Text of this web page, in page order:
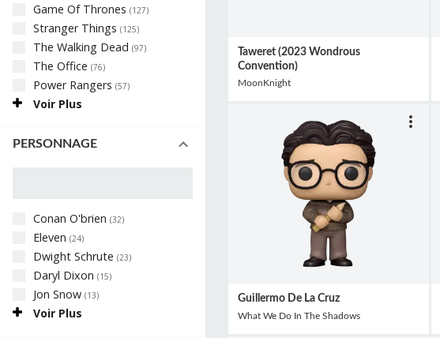
Game Of Thrones (127)
Stranger Things (125)
The Walking Dead (97)
The Office (76)
Power Rangers (57)
Voir Plus
PERSONNAGE
Conan O'brien (32)
Eleven (24)
Dwight Schrute (23)
Daryl Dixon (15)
Jon Snow (13)
Voir Plus
Taweret (2023 Wondrous
Convention)
MoonKnight
Guillermo De La Cruz
What We Do In The Shadows